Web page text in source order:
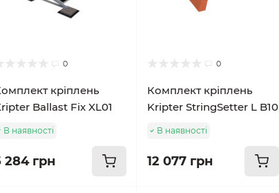
0
кріплень
Ballast Fix XL01
В наявності
284 грн
0
Комплект кріплень
Kripter StringSetter L B10
В наявності
12 077 грн